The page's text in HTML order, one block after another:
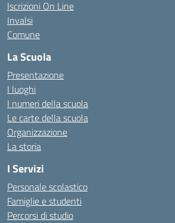
Iscrizioni On Line
Invalsi
Comune
La Scuola
Presentazione
I luoghi
I numeri della scuola
Le carte della scuola
Organizzazione
La storia
I Servizi
Personale scolastico
Famiglie e studenti
Percorsi di studio